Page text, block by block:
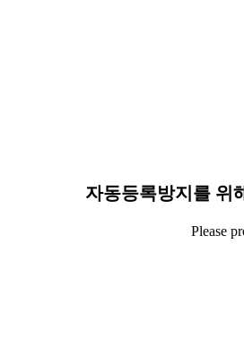
자동등록방지를 위
Please